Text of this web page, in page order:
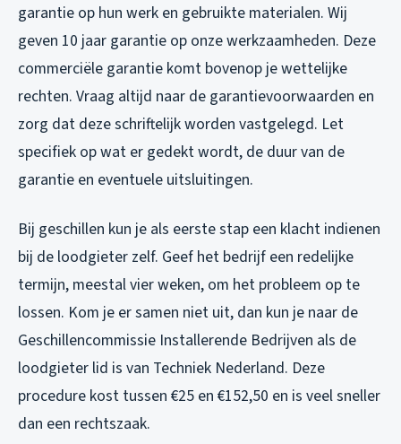
garantie op hun werk en gebruikte materialen. Wij
geven 10 jaar garantie op onze werkzaamheden. Deze
commerciële garantie komt bovenop je wettelijke
rechten. Vraag altijd naar de garantievoorwaarden en
zorg dat deze schriftelijk worden vastgelegd. Let
specifiek op wat er gedekt wordt, de duur van de
garantie en eventuele uitsluitingen.
Bij geschillen kun je als eerste stap een klacht indienen
bij de loodgieter zelf. Geef het bedrijf een redelijke
termijn, meestal vier weken, om het probleem op te
lossen. Kom je er samen niet uit, dan kun je naar de
Geschillencommissie Installerende Bedrijven als de
loodgieter lid is van Techniek Nederland. Deze
procedure kost tussen €25 en €152,50 en is veel sneller
dan een rechtszaak.